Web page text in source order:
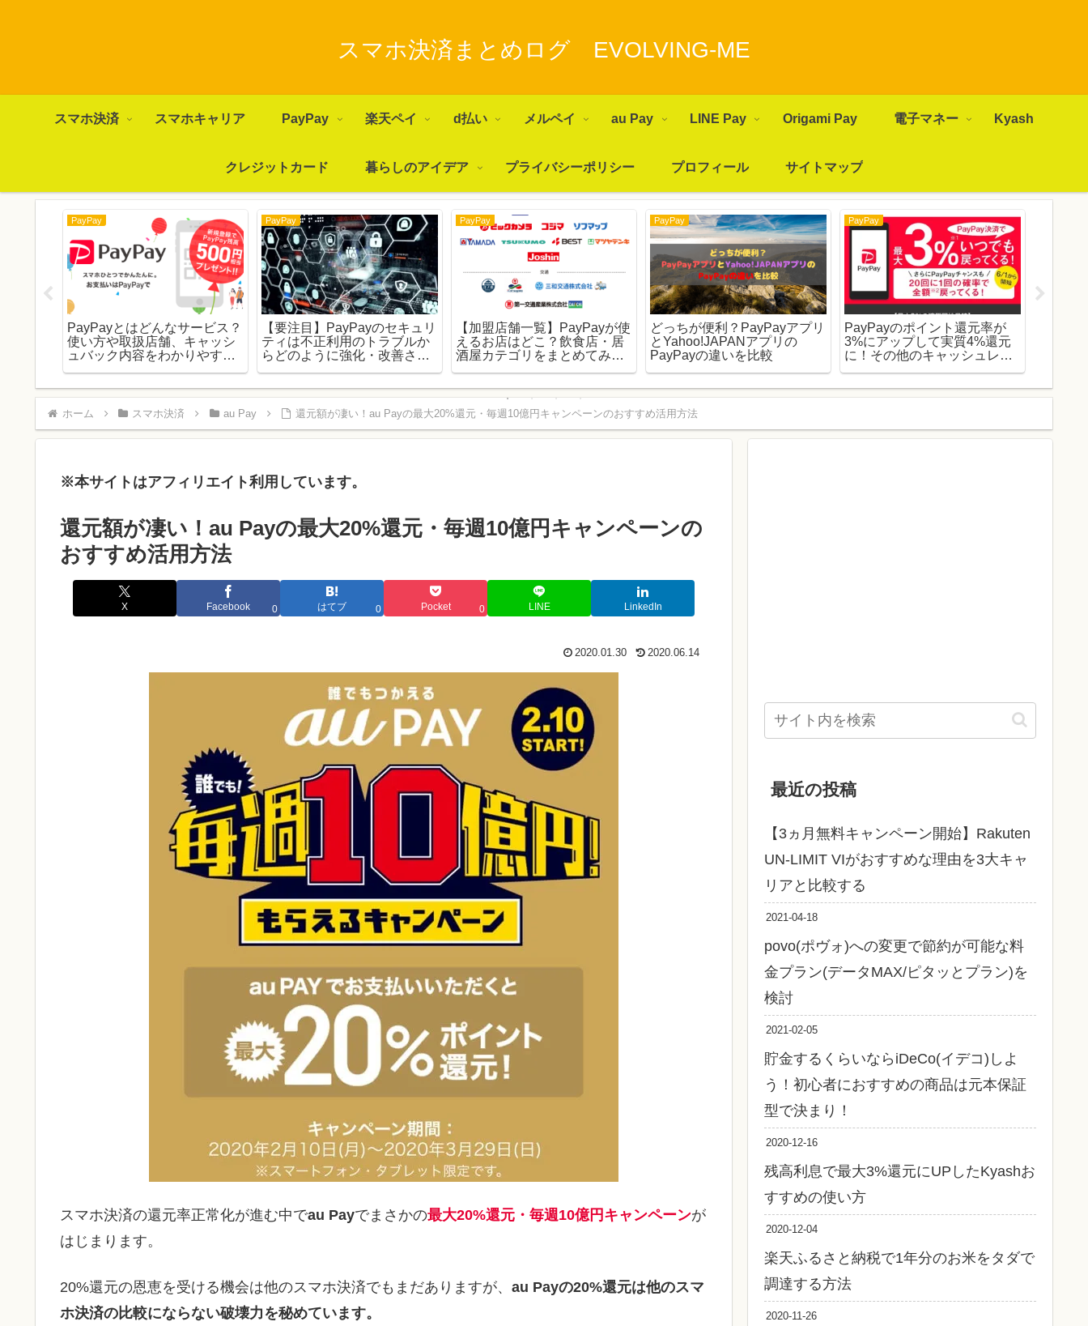
スマホ決済まとめログ EVOLVING-ME
スマホ決済 スマホキャリア PayPay 楽天ペイ d払い メルペイ au Pay LINE Pay Origami Pay 電子マネー Kyash
クレジットカード 暮らしのアイデア プライバシーポリシー プロフィール サイトマップ
PayPay
PayPayとはどんなサービス？
使い方や取扱店舗、キャッシ
ュバック内容をわかりやすく
PayPay
【要注目】PayPayのセキュリ
ティは不正利用のトラブルか
らどのように強化・改善され
PayPay
【加盟店舗一覧】PayPayが使
えるお店はどこ？飲食店・居
酒屋カテゴリをまとめてみた
PayPay
どっちが便利？PayPayアプリ
とYahoo!JAPANアプリの
PayPayの違いを比較
PayPay
PayPayのポイント還元率が
3%にアップして実質4%還元
に！その他のキャッシュレス
ホーム スマホ決済 au Pay 還元額が凄い！au Payの最大20%還元・毎週10億円キャンペーンのおすすめ活用方法
※本サイトはアフィリエイト利用しています。
還元額が凄い！au Payの最大20%還元・毎週10億円キャンペーンの
おすすめ活用方法
X Facebook 0 はてブ 0 Pocket 0 LINE LinkedIn
2020.01.30 2020.06.14
スマホ決済の還元率正常化が進む中でau Payでまさかの最大20%還元・毎週10億円キャンペーンが
はじまります。
20%還元の恩恵を受ける機会は他のスマホ決済でもまだありますが、 au Payの20%還元は他のスマ
ホ決済の比較にならない破壊力を秘めています。
最近の投稿
【3ヵ月無料キャンペーン開始】Rakuten
UN-LIMIT VIがおすすめな理由を3大キャ
リアと比較する
2021-04-18
povo(ポヴォ)への変更で節約が可能な料
金プラン(データMAX/ピタッとプラン)を
検討
2021-02-05
貯金するくらいならiDeCo(イデコ)しよ
う！初心者におすすめの商品は元本保証
型で決まり！
2020-12-16
残高利息で最大3%還元にUPしたKyashお
すすめの使い方
2020-12-04
楽天ふるさと納税で1年分のお米をタダで
調達する方法
2020-11-26